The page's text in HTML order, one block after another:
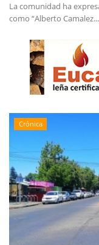
La comunidad ha
como “Alberto Camalez...
Crónica